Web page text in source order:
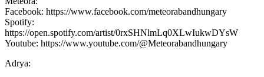
Facebook: https://www.facebook.com/meteorabandhungary
Spotify:
https://open.spotify.com/artist/0rxSHNlmLq0XLwIukwDYsW
Youtube: https://www.youtube.com/@Meteorabandhungary
Adrya: